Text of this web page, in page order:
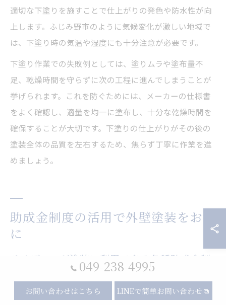
適切な下塗りを施すことで仕上がりの発色や防水性が向
上します。ふじみ野市のように気候変化が激しい地域で
は、下塗り時の気温や湿度にも十分注意が必要です。
下塗り作業での失敗例としては、塗りムラや塗布量不
足、乾燥時間を守らずに次の工程に進んでしまうことが
挙げられます。これを防ぐためには、メーカーの仕様書
をよく確認し、適量を均一に塗布し、十分な乾燥時間を
確保することが大切です。下塗りの仕上がりがその後の
塗装全体の品質を左右するため、焦らず丁寧に作業を進
めましょう。
助成金制度の活用で外壁塗装をお得
に
サイディング塗装に利用できる各種助成金制
サイディング塗装を検討する際、埼玉県ふじみ野市では
049-238-4995
お問い合わせはこちら LINEで簡単お問い合わせ